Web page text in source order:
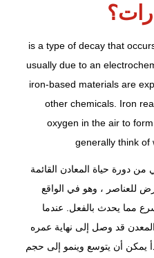
is a type of decay that
usually due to an
iron-based materials are
other chemicals. Iron
oxygen in the air to
generally think of
دورة حياة المعادن القائمة
للعناصر ، وهو في الواقع
مما يحدث بالفعل. عندما
قد وصل إلى نهاية عمره
يمكن أن يتوسع وينمو إلى حجم